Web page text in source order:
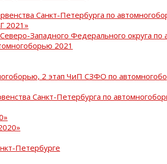
Санкт-Петербурга по
2021»
Западного Федерального округа по
2021
2 этап ЧиП СЗФО по
Санкт-Петербурга по
Петербурге